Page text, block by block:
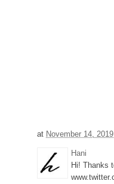
at November 14, 2019
Hani
Hi! Thanks